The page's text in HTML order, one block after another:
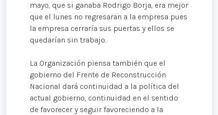
mayo, que si ganaba Rodrigo Borja, era mejor
que el lunes no regresaran a la empresa pues
la empresa cerraría sus puertas y ellos se
quedarían sin trabajo.
La Organización piensa también que el
gobierno del Frente de Reconstrucción
Nacional dará continuidad a la política del
actual gobierno, continuidad en el sentido
de favorecer y seguir favoreciendo a la